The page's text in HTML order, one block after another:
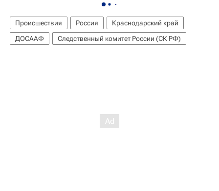
Происшествия Россия
Краснодарский край
ДОСААФ
Следственный комитет России (СК РФ)